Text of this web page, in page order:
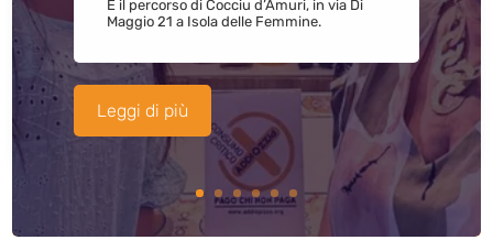
È il percorso di Cocciu d’Amuri, in via Di
Maggio 21 a Isola delle Femmine.
Leggi di più